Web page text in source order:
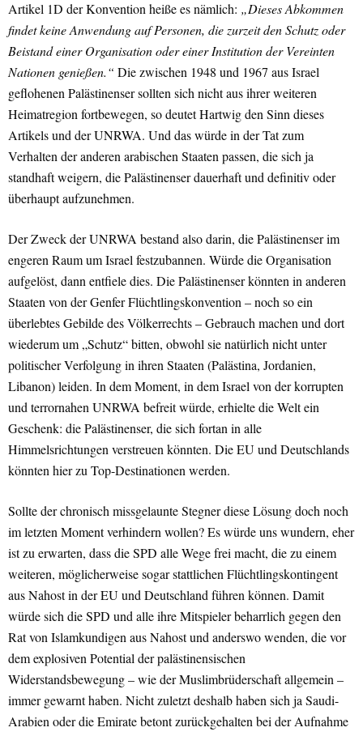
Artikel 1D der Konvention heiße es nämlich: „Dieses Abkommen
findet keine Anwendung auf Personen, die zurzeit den Schutz oder
Beistand einer Organisation oder einer Institution der Vereinten
Nationen genießen.“ Die zwischen 1948 und 1967 aus Israel
geflohenen Palästinenser sollten sich nicht aus ihrer weiteren
Heimatregion fortbewegen, so deutet Hartwig den Sinn dieses
Artikels und der UNRWA. Und das würde in der Tat zum
Verhalten der anderen arabischen Staaten passen, die sich ja
standhaft weigern, die Palästinenser dauerhaft und definitiv oder
überhaupt aufzunehmen.
Der Zweck der UNRWA bestand also darin, die Palästinenser im
engeren Raum um Israel festzubannen. Würde die Organisation
aufgelöst, dann entfiele dies. Die Palästinenser könnten in anderen
Staaten von der Genfer Flüchtlingskonvention – noch so ein
überlebtes Gebilde des Völkerrechts – Gebrauch machen und dort
wiederum um „Schutz“ bitten, obwohl sie natürlich nicht unter
politischer Verfolgung in ihren Staaten (Palästina, Jordanien,
Libanon) leiden. In dem Moment, in dem Israel von der korrupten
und terrornahen UNRWA befreit würde, erhielte die Welt ein
Geschenk: die Palästinenser, die sich fortan in alle
Himmelsrichtungen verstreuen könnten. Die EU und Deutschlands
könnten hier zu Top-Destinationen werden.
Sollte der chronisch missgelaunte Stegner diese Lösung doch noch
im letzten Moment verhindern wollen? Es würde uns wundern, eher
ist zu erwarten, dass die SPD alle Wege frei macht, die zu einem
weiteren, möglicherweise sogar stattlichen Flüchtlingskontingent
aus Nahost in der EU und Deutschland führen können. Damit
würde sich die SPD und alle ihre Mitspieler beharrlich gegen den
Rat von Islamkundigen aus Nahost und anderswo wenden, die vor
dem explosiven Potential der palästinensischen
Widerstandsbewegung – wie der Muslimbrüderschaft allgemein –
immer gewarnt haben. Nicht zuletzt deshalb haben sich ja Saudi-
Arabien oder die Emirate betont zurückgehalten bei der Aufnahme